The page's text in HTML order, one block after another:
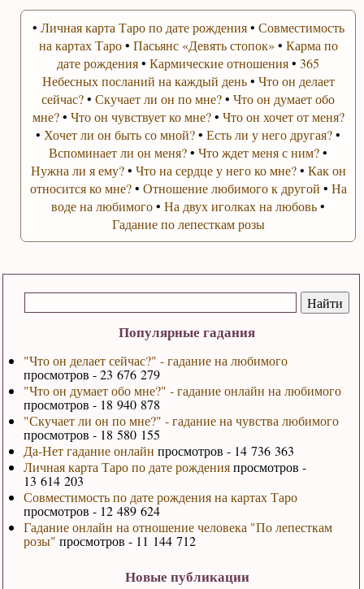
Популярные гадания
"Что он делает сейчас?" - гадание на любимого
просмотров - 23 676 279
"Что он думает обо мне?" - гадание онлайн на любимого
просмотров - 18 940 878
"Скучает ли он по мне?" - гадание на чувства любимого
просмотров - 18 580 155
Да-Нет гадание онлайн просмотров - 14 736 363
Личная карта Таро по дате рожденияпросмотров -
13 614 203
Совместимость по дате рождения на картах Таро
просмотров - 12 489 624
Гадание онлайн на отношение человека "По лепесткам
розы" просмотров - 11 144 712
Новые публикации
• Личная карта Таро по дате рождения• Совместимость
на картах Таро• Пасьянс «Девять стопок» • Карма по
дате рождения•Кармические отношения•365
Небесных посланий на каждый день• Что он делает
сейчас?•Скучает ли он по мне?•Что он думает обо
мне?• Что он чувствует ко мне?• Что он хочет от меня?
• Хочет ли он быть со мной?•Есть ли у него другая?•
Вспоминает ли он меня?•Что ждет меня с ним?•
Нужна ли я ему?• Что на сердце у него ко мне?• Как он
относится ко мне?• Отношение любимого к другой • На
воде на любимого•На двух иголках на любовь•
Гадание по лепесткам розы